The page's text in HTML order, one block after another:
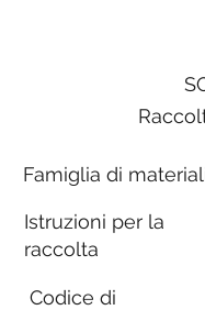
Famiglia di
Istruzioni per la
raccolta
Codice di